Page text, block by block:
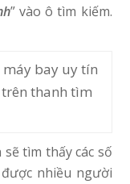
” vào ô tìm kiếm.
trên thanh tìm
tìm thấy các số
nhiều người